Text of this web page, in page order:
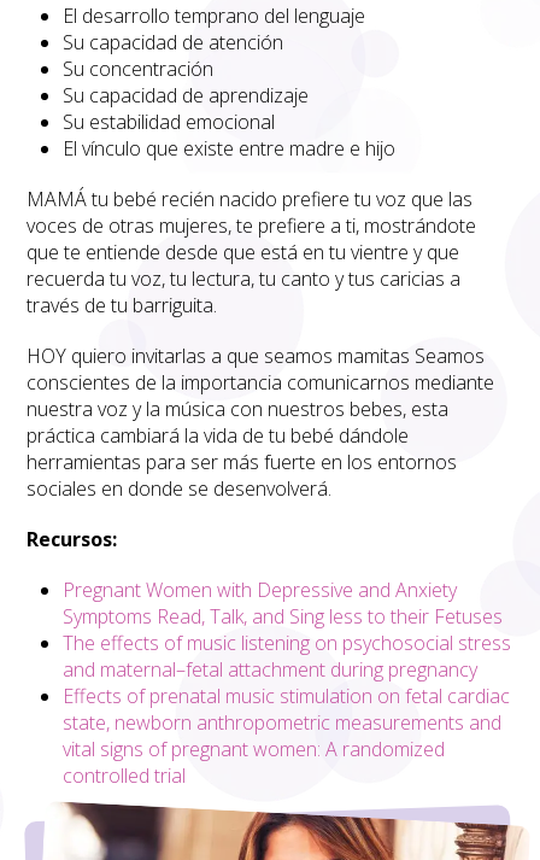
El desarrollo temprano del lenguaje
Su capacidad de atención
Su concentración
Su capacidad de aprendizaje
Su estabilidad emocional
El vínculo que existe entre madre e hijo
MAMÁ tu bebé recién nacido prefiere tu voz que las
voces de otras mujeres, te prefiere a ti, mostrándote
que te entiende desde que está en tu vientre y que
recuerda tu voz, tu lectura, tu canto y tus caricias a
través de tu barriguita.
HOY quiero invitarlas a que seamos mamitas Seamos
conscientes de la importancia comunicarnos mediante
nuestra voz y la música con nuestros bebes, esta
práctica cambiará la vida de tu bebé dándole
herramientas para ser más fuerte en los entornos
sociales en donde se desenvolverá.
Recursos:
Pregnant Women with Depressive and Anxiety
Symptoms Read, Talk, and Sing less to their Fetuses
The effects of music listening on psychosocial stress
and maternal–fetal attachment during pregnancy
Effects of prenatal music stimulation on fetal cardiac
state, newborn anthropometric measurements and
vital signs of pregnant women: A randomized
controlled trial